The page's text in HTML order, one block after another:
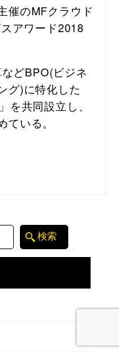
催のMFクラウド
アワード2018
どBPO(ビジネ
グ)に特化した
を共同設立し、
いる。